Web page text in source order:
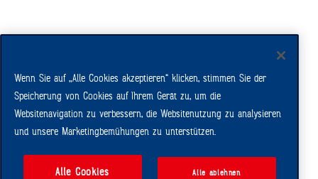
Säntis 2502 m. ü. M.
Wenn Sie auf „Alle Cookies akzeptieren“ klicken, stimmen Sie der
Speicherung von Cookies auf Ihrem Gerät zu, um die
Websitenavigation zu verbessern, die Websitenutzung zu analysieren
und unsere Marketingbemühungen zu unterstützen.
Alle Cookies
Alle ablehnen